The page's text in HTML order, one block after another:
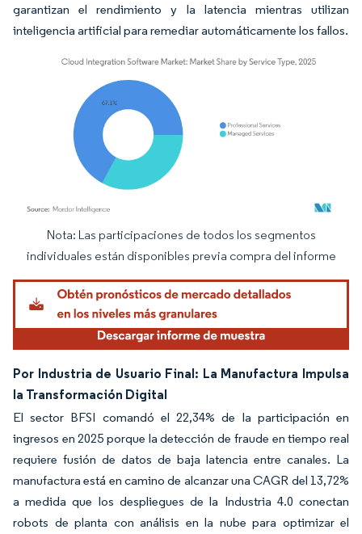
garantizan el rendimiento y la latencia mientras utilizan
inteligencia artificial para remediar automáticamente los fallos.
Imagen © Mordor Intelligence. El uso requiere atribución según CC BY 4.0.
Nota: Las participaciones de todos los segmentos
individuales están disponibles previa compra del informe
Por Industria de Usuario Final: La Manufactura Impulsa
la Transformación Digital
El sector BFSI comandó el 22,34% de la participación en
ingresos en 2025 porque la detección de fraude en tiempo real
requiere fusión de datos de baja latencia entre canales. La
manufactura está en camino de alcanzar una CAGR del 13,72%
a medida que los despliegues de la Industria 4.0 conectan
robots de planta con análisis en la nube para optimizar el